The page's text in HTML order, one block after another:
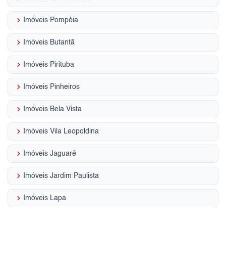
keyboard_arrow_right Imóveis Pompéia
keyboard_arrow_right Imóveis Butantã
keyboard_arrow_right Imóveis Pirituba
keyboard_arrow_right Imóveis Pinheiros
keyboard_arrow_right Imóveis Bela Vista
keyboard_arrow_right Imóveis Vila Leopoldina
keyboard_arrow_right Imóveis Jaguaré
keyboard_arrow_right Imóveis Jardim Paulista
keyboard_arrow_right Imóveis Lapa